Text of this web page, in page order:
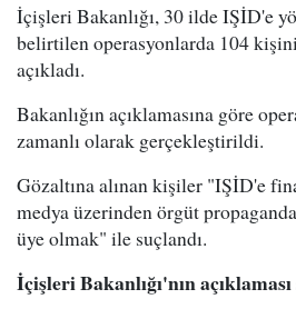
İçişleri Bakanlığı, 30 ilde IŞİD'e
belirtilen operasyonlarda 104
açıkladı.
Bakanlığın açıklamasına göre
zamanlı olarak gerçekleştirildi.
Gözaltına alınan kişiler "IŞİD'e
medya üzerinden örgüt
üye olmak" ile suçlandı.
İçişleri Bakanlığı'nın